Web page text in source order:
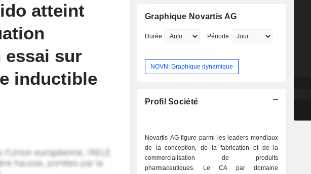
atteint
essai sur
inductible
Graphique Novartis AG
Durée Période
NOVN: Graphique dynamique
Profil Société
Novartis AG figure parmi les leaders mondiaux
de la conception, de la fabrication et de la
commercialisation de produits
pharmaceutiques. Le CA par domaine